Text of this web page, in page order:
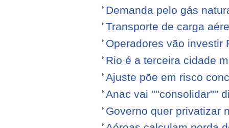
Demanda pelo gás
Transporte de carga
Operadores vão investir
Rio é a terceira cidade
Ajuste põe em risco
Anac vai ''''consolidar''''
Governo quer privatizar